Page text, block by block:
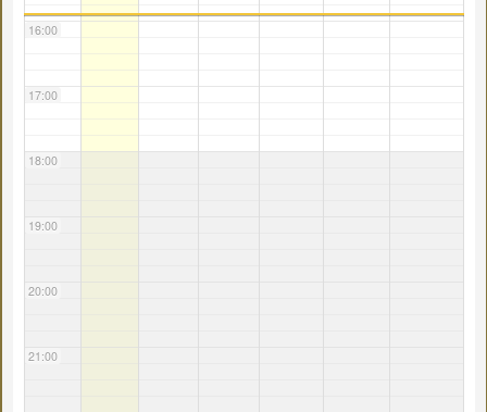
16:00
17:00
18:00
19:00
20:00
21:00